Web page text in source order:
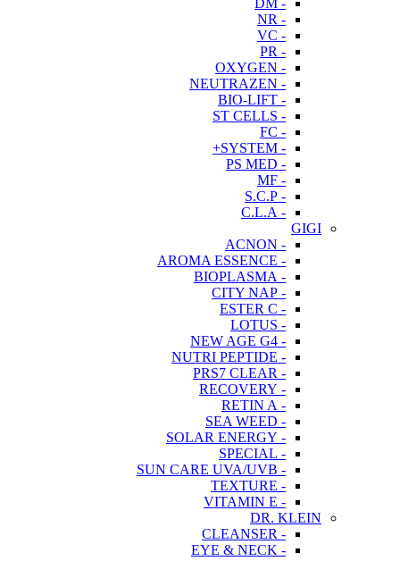
- DM
- NR
- VC
- PR
- OXYGEN
- NEUTRAZEN
- BIO-LIFT
- ST CELLS
- FC
- SYSTEM+
- PS MED
- MF
- S.C.P
- C.L.A
GIGI
- ACNON
- AROMA ESSENCE
- BIOPLASMA
- CITY NAP
- ESTER C
- LOTUS
- NEW AGE G4
- NUTRI PEPTIDE
- PRS7 CLEAR
- RECOVERY
- RETIN A
- SEA WEED
- SOLAR ENERGY
- SPECIAL
- SUN CARE UVA/UVB
- TEXTURE
- VITAMIN E
DR. KLEIN
- CLEANSER
- EYE & NECK